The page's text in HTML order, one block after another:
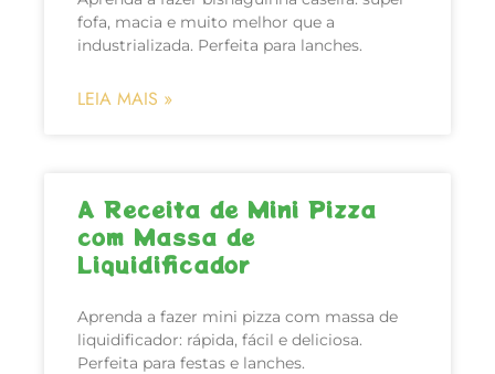
fofa, macia e muito melhor que a
industrializada. Perfeita para lanches.
LEIA MAIS »
A Receita de Mini Pizza
com Massa de
Liquidificador
Aprenda a fazer mini pizza com massa de
liquidificador: rápida, fácil e deliciosa.
Perfeita para festas e lanches.